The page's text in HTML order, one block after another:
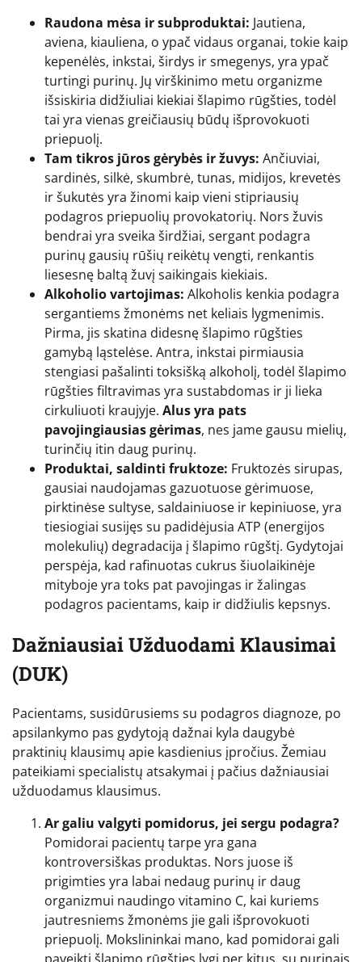
Raudona mėsa ir subproduktai: Jautiena,
aviena, kiauliena, o ypač vidaus organai, tokie kaip
kepenėlės, inkstai, širdys ir smegenys, yra ypač
turtingi purinų. Jų virškinimo metu organizme
išsiskiria didžiuliai kiekiai šlapimo rūgšties, todėl
tai yra vienas greičiausių būdų išprovokuoti
priepuolį.
Tam tikros jūros gėrybės ir žuvys: Ančiuviai,
sardinės, silkė, skumbrė, tunas, midijos, krevetės
ir šukutės yra žinomi kaip vieni stipriausių
podagros priepuolių provokatorių. Nors žuvis
bendrai yra sveika širdžiai, sergant podagra
purinų gausių rūšių reikėtų vengti, renkantis
liesesnę baltą žuvį saikingais kiekiais.
Alkoholio vartojimas: Alkoholis kenkia podagra
sergantiems žmonėms net keliais lygmenimis.
Pirma, jis skatina didesnę šlapimo rūgšties
gamybą ląstelėse. Antra, inkstai pirmiausia
stengiasi pašalinti toksišką alkoholį, todėl šlapimo
rūgšties filtravimas yra sustabdomas ir ji lieka
cirkuliuoti kraujyje. Alus yra pats
pavojingiausias gėrimas, nes jame gausu mielių,
turinčių itin daug purinų.
Produktai, saldinti fruktoze: Fruktozės sirupas,
gausiai naudojamas gazuotuose gėrimuose,
pirktinėse sultyse, saldainiuose ir kepiniuose, yra
tiesiogiai susijęs su padidėjusia ATP (energijos
molekulių) degradacija į šlapimo rūgštį. Gydytojai
perspėja, kad rafinuotas cukrus šiuolaikinėje
mityboje yra toks pat pavojingas ir žalingas
podagros pacientams, kaip ir didžiulis kepsnys.
Dažniausiai Užduodami Klausimai
(DUK)
Pacientams, susidūrusiems su podagros diagnoze, po
apsilankymo pas gydytoją dažnai kyla daugybė
praktinių klausimų apie kasdienius įpročius. Žemiau
pateikiami specialistų atsakymai į pačius dažniausiai
užduodamus klausimus.
Ar galiu valgyti pomidorus, jei sergu podagra?
Pomidorai pacientų tarpe yra gana
kontroversiškas produktas. Nors juose iš
prigimties yra labai nedaug purinų ir daug
organizmui naudingo vitamino C, kai kuriems
jautresniems žmonėms jie gali išprovokuoti
priepuolį. Mokslininkai mano, kad pomidorai gali